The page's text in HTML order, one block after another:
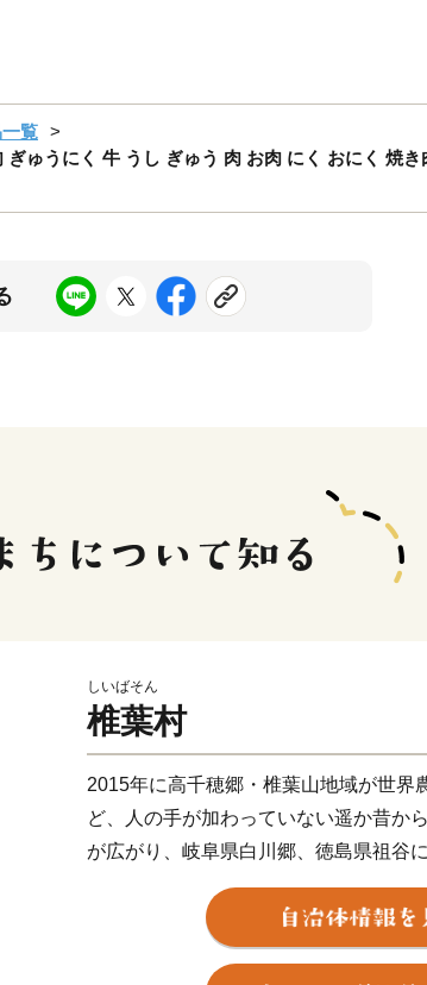
覧
ゅうにく 牛 うし ぎゅう 肉 お肉 にく おにく 焼
しいばそん
椎葉村
2015年に高千穂郷・椎葉山地域が世界
ど、人の手が加わっていない遥か昔か
が広がり、岐阜県白川郷、徳島県祖谷
われている村です。
また、外からの干渉を受けにくい環境
や「民謡」などの伝統・文化が数多く